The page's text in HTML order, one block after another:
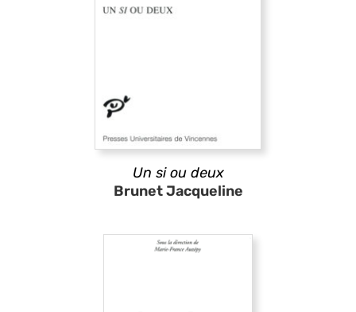
Un si ou deux
Brunet Jacqueline